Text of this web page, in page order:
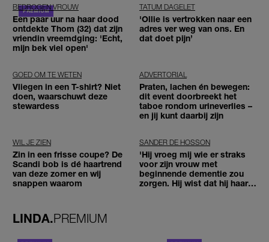
BEDROGEN VROUW
Een paar uur na haar dood
ontdekte Thom (32) dat zijn
vriendin vreemdging: 'Echt,
mijn bek viel open'
TATUM DAGELET
'Ollie is vertrokken naar een
adres ver weg van ons. En
dat doet pijn’
GOED OM TE WETEN
Vliegen in een T-shirt? Niet
doen, waarschuwt deze
stewardess
ADVERTORIAL
Praten, lachen én bewegen:
dit event doorbreekt het
taboe rondom urineverlies –
en jij kunt daarbij zijn
WIL JE ZIEN
Zin in een frisse coupe? De
Scandi bob is dé haartrend
van deze zomer en wij
snappen waarom
SANDER DE HOSSON
'Hij vroeg mij wie er straks
voor zijn vrouw met
beginnende dementie zou
zorgen. Hij wist dat hij haar
LINDA.PREMIUM